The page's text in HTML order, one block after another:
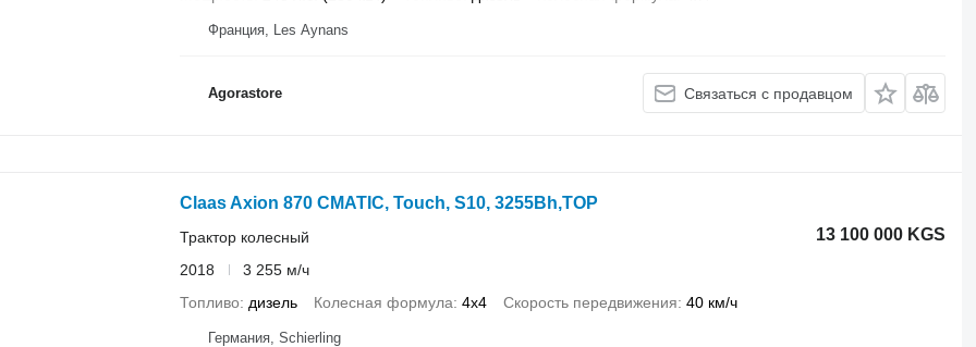
Франция, Les Aynans
Agorastore Связаться с продавцом
Claas Axion 870 CMATIC, Touch, S10, 3255Bh,TOP
13 100 000 KGS
Трактор колесный
2018
3 255 м/ч
Топливо
дизель Колесная формула 4x4 Скорость передвижения 40 км/ч
Германия, Schierling